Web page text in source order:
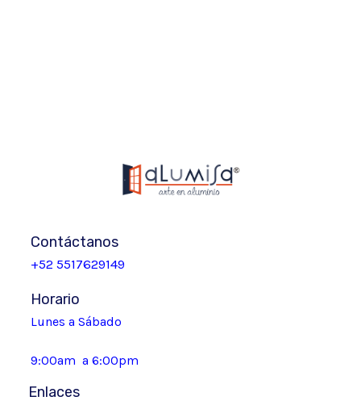
Contáctanos
+52 5517629149
Horario
Lunes a Sábado
9:00am a 6:00pm
Enlaces